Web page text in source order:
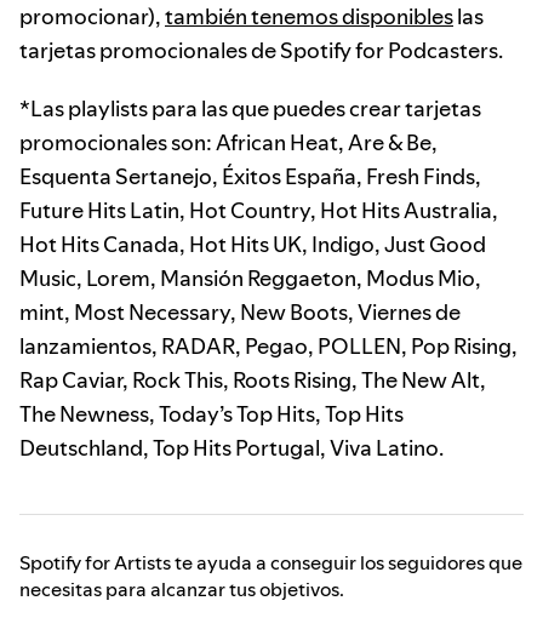
promocionar),también tenemos disponibleslas
tarjetas promocionales de Spotify for Podcasters.
*Las playlists para las que puedes crear tarjetas
promocionales son: African Heat, Are & Be,
Esquenta Sertanejo, Éxitos España, Fresh Finds,
Future Hits Latin, Hot Country, Hot Hits Australia,
Hot Hits Canada, Hot Hits UK, Indigo, Just Good
Music, Lorem, Mansión Reggaeton, Modus Mio,
mint, Most Necessary, New Boots, Viernes de
lanzamientos, RADAR, Pegao, POLLEN, Pop Rising,
Rap Caviar, Rock This, Roots Rising, The New Alt,
The Newness, Today’s Top Hits, Top Hits
Deutschland, Top Hits Portugal, Viva Latino.
Spotify for Artists te ayuda a conseguir los seguidores que
necesitas para alcanzar tus objetivos.